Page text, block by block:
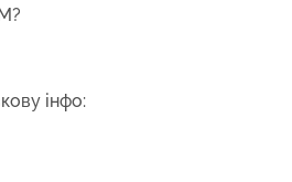
інфо: